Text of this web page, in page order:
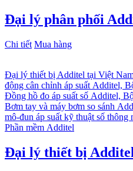
Đại lý phân phối
Chi tiết Mua hàng
Đại lý thiết bị Additel tại Việt
động cân chỉnh áp suất Additel,
Đồng hồ đo áp suất số Additel,
Bơm tay và máy bơm so sánh
mô-đun áp suất kỹ thuật số
Phần mềm Additel
Đại lý thiết bị